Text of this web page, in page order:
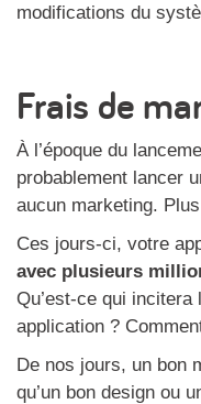
modifications du
Frais de
À l’époque du
probablement lancer
aucun marketing.
Ces jours-ci, votre
avec plusieurs
Qu’est-ce qui
application ?
De nos jours, un bon
qu’un bon design ou